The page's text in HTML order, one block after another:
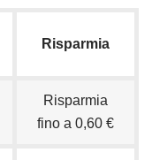
Risparmia
Risparmia
fino a 0,60 €